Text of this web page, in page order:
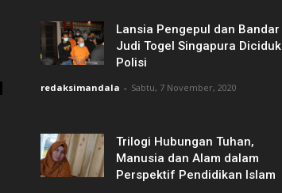
Lansia Pengepul dan Bandar
Judi Togel Singapura Diciduk
Polisi
redaksimandala - Sabtu, 7 November, 2020
Trilogi Hubungan Tuhan,
Manusia dan Alam dalam
Perspektif Pendidikan Islam